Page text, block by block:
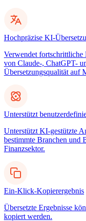
Hochpräzise KI-
Verwendet
von Claude-, ChatGPT-
Übersetzungsqualität auf
Unterstützt
Unterstützt KI-gestützte
bestimmte Branchen und
Finanzsektor.
Ein-Klick-Kopierergebnis
Übersetzte Ergebnisse
kopiert werden.